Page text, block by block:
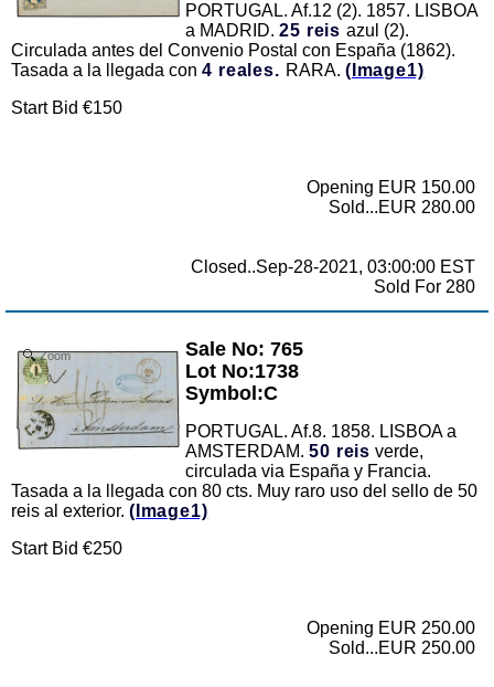
PORTUGAL. Af.12 (2). 1857. LISBOA
a MADRID. 25 reisazul (2).
Circulada antes del Convenio Postal con España (1862).
Tasada a la llegada con 4 reales. RARA. (Image1)
Start Bid €150
Opening EUR 150.00
Sold...EUR 280.00
Closed..Sep-28-2021, 03:00:00 EST
Sold For 280
Zoom
Sale No: 765
Lot No:1738
Symbol:C
PORTUGAL. Af.8. 1858. LISBOA a
AMSTERDAM. 50 reis verde,
circulada via España y Francia.
Tasada a la llegada con 80 cts. Muy raro uso del sello de 50
reis al exterior. (Image1)
Start Bid €250
Opening EUR 250.00
Sold...EUR 250.00